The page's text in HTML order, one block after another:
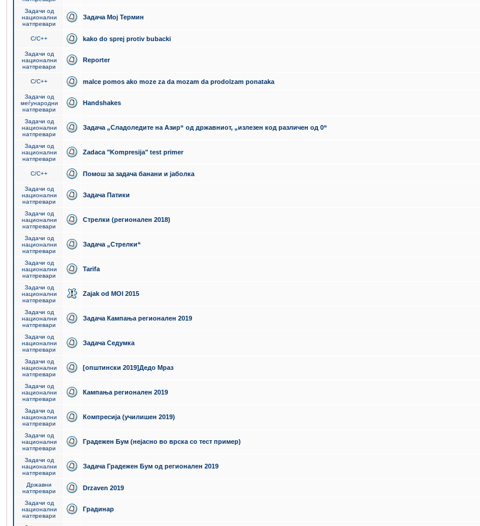
Задачи од
национални
натпревари
Задача Мој Термин
C/C++ kako do sprej protiv bubacki
Задачи од
национални
натпревари
Reporter
C/C++ malce pomos ako moze za da mozam da prodolzam ponataka
Задачи од
меѓународни
натпревари
Handshakes
Задачи од
национални
натпревари
Задача „Сладоледите на Азир“ од државниот, „излезен код различен од 0“
Задачи од
национални
натпревари
Zadaca "Kompresija" test primer
C/C++ Помош за задача банани и јаболка
Задачи од
национални
натпревари
Задача Патики
Задачи од
национални
натпревари
Стрелки (регионален 2018)
Задачи од
национални
натпревари
Задача „Стрелки“
Задачи од
национални
натпревари
Tarifa
Задачи од
национални
натпревари
Zajak od MOI 2015
Задачи од
национални
натпревари
Задача Кампања регионален 2019
Задачи од
национални
натпревари
Задача Седумка
Задачи од
национални
натпревари
[општински 2019]Дедо Мраз
Задачи од
национални
натпревари
Кампања регионален 2019
Задачи од
национални
натпревари
Компресија (училишен 2019)
Задачи од
национални
натпревари
Градежен Бум (нејасно во врска со тест пример)
Задачи од
национални
натпревари
Задача Градежен Бум од регионален 2019
Државни
натпревари
Drzaven 2019
Задачи од
национални
натпревари
Градинар